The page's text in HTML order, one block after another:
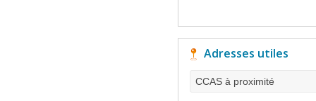
Adresses utiles
CCAS à proximité